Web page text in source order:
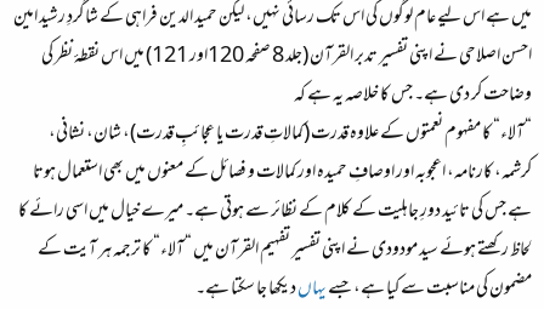
میں ہے اس لیے عام لوگوں کی اس تک رسائی نہیں، لیکن حمید الدین فراہی کے شاگردِ رشید امین
احسن اصلاحی نے اپنی تفسیر تدبر القرآن (جلد 8 صفحہ 120اور 121) میں اس نقطۂ نظر کی
وضاحت کر دی ہے۔ جس کا خلاصہ یہ ہے کہ
“آلاء“ کا مفہوم نعمتوں کے علاوہ قدرت (کمالاتِ قدرت یا عجائبِ قدرت)، شان، نشانی،
کرشمہ، کارنامہ، اعجوبہ اور اوصافِ حمیدہ اور کمالات و فصائل کے معنوں میں بھی استعمال ہوتا
ہے جس کی تائید دورِ جاہلیت کے کلام کے نظائر سے ہوتی ہے۔ میرے خیال میں اسی رائے کا
لحاظ رکھتے ہوئے سید مودودی نے اپنی تفسیر تفہیم القرآن میں “آلاء“ کا ترجمہ ہر آیت کے
مضمون کی مناسبت سے کیا ہے، جسےیہاںدیکھا جا سکتا ہے۔